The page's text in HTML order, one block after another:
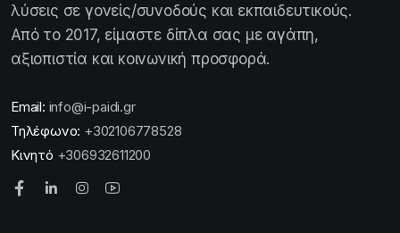
λύσεις σε γονείς/συνοδούς και εκπαιδευτικούς.
Από το 2017, είμαστε δίπλα σας με αγάπη,
αξιοπιστία και κοινωνική προσφορά.
Email: info@i-paidi.gr
Τηλέφωνο: +302106778528
Κινητό +306932611200